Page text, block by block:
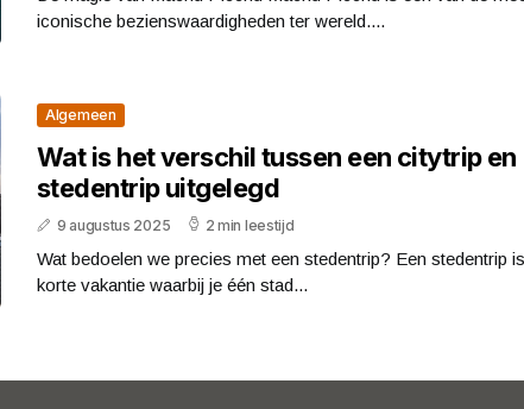
iconische bezienswaardigheden ter wereld....
Algemeen
Wat is het verschil tussen een citytrip en
stedentrip uitgelegd
9 augustus 2025 2 min leestijd
Wat bedoelen we precies met een stedentrip? Een stedentrip
korte vakantie waarbij je één stad...